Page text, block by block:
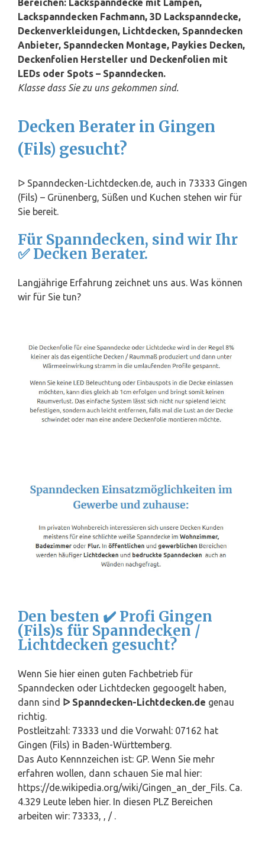
Bereichen: Lackspanndecke mit Lampen,
Lackspanndecken Fachmann, 3D Lackspanndecke,
Deckenverkleidungen, Lichtdecken, Spanndecken
Anbieter, Spanndecken Montage, Paykies Decken,
Deckenfolien Hersteller und Deckenfolien mit
LEDs oder Spots – Spanndecken.
Klasse dass Sie zu uns gekommen sind.
Decken Berater in Gingen
(Fils) gesucht?
ᐅ Spanndecken-Lichtdecken.de, auch in 73333 Gingen
(Fils) – Grünenberg, Süßen und Kuchen stehen wir für
Sie bereit.
Für Spanndecken, sind wir Ihr
✅ Decken Berater.
Langjährige Erfahrung zeichnet uns aus. Was können
wir für Sie tun?
Den besten ✔️ Profi Gingen
(Fils)s für Spanndecken /
Lichtdecken gesucht?
Wenn Sie hier einen guten Fachbetrieb für
Spanndecken oder Lichtdecken gegoogelt haben,
dann sind ᐅ Spanndecken-Lichtdecken.de genau
richtig.
Postleitzahl: 73333 und die Vorwahl: 07162 hat
Gingen (Fils) in Baden-Württemberg.
Das Auto Kennnzeichen ist: GP. Wenn Sie mehr
erfahren wollen, dann schauen Sie mal hier:
https://de.wikipedia.org/wiki/Gingen_an_der_Fils. Ca.
4.329 Leute leben hier. In diesen PLZ Bereichen
arbeiten wir: 73333, , / .